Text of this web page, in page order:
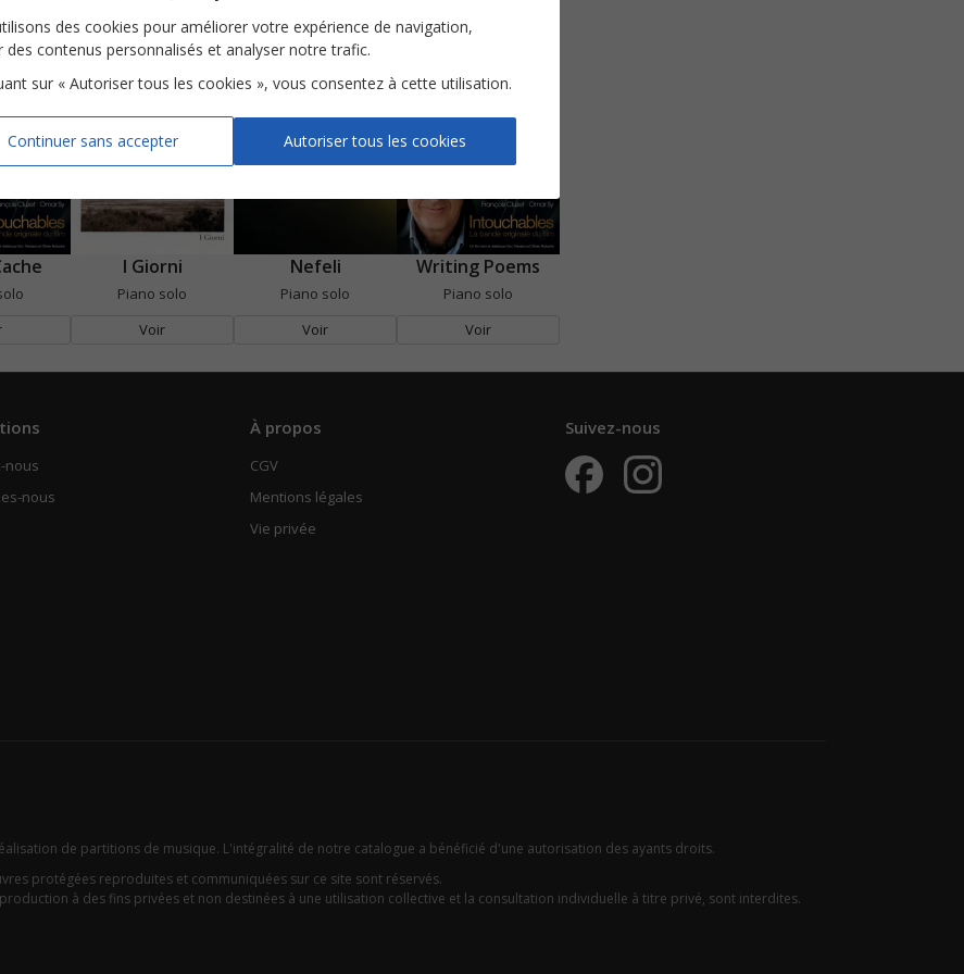
I Giorni
Piano solo
Voir
Nefeli
Piano solo
Voir
Writing Poems
Piano solo
Voir
nous
nous
À propos
CGV
Mentions légales
Vie privée
Suivez-nous
de partitions de musique. L'intégralité de notre catalogue a bénéficié d'une autorisation des ayants droits.
protégées reproduites et communiquées sur ce site sont réservés.
à des fins privées et non destinées à une utilisation collective et la consultation individuelle à titre privé, sont interdites.
des cookies pour améliorer votre expérience de navigation,
des contenus personnalisés et analyser notre trafic.
sur « Autoriser tous les cookies », vous consentez à cette utilisation.
Continuer sans accepter Autoriser tous les cookies